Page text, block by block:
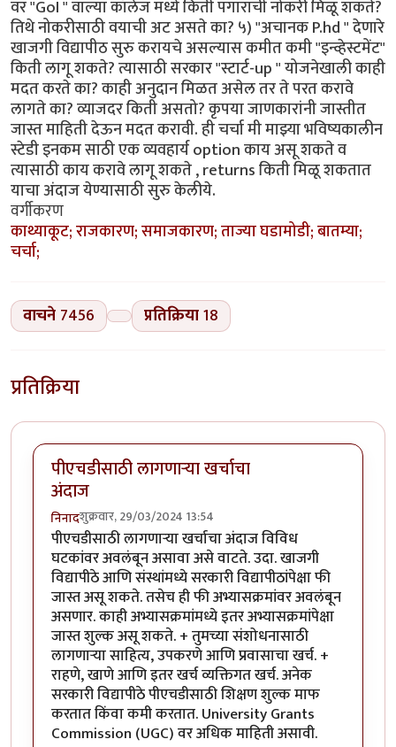
वर "GoI " वाल्या कॉलेज मध्ये किती पगाराची नोकरी मिळू शकते?
तिथे नोकरीसाठी वयाची अट असते का? ५) "अचानक P.hd " देणारे
खाजगी विद्यापीठ सुरु करायचे असल्यास कमीत कमी "इन्व्हेस्टमेंट"
किती लागू शकते? त्यासाठी सरकार "स्टार्ट-up " योजनेखाली काही
मदत करते का? काही अनुदान मिळत असेल तर ते परत करावे
लागते का? व्याजदर किती असतो? कृपया जाणकारांनी जास्तीत
जास्त माहिती देऊन मदत करावी. ही चर्चा मी माझ्या भविष्यकालीन
स्टेडी इनकम साठी एक व्यवहार्य option काय असू शकते व
त्यासाठी काय करावे लागू शकते , returns किती मिळू शकतात
याचा अंदाज येण्यासाठी सुरु केलीये.
वर्गीकरण
काथ्याकूट; राजकारण; समाजकारण; ताज्या घडामोडी; बातम्या;
चर्चा;
वाचने 7456 प्रतिक्रिया18
प्रतिक्रिया
पीएचडीसाठी लागणाऱ्या खर्चाचा
अंदाज
निनादशुक्रवार, 29/03/2024 13:54
पीएचडीसाठी लागणाऱ्या खर्चाचा अंदाज विविध
घटकांवर अवलंबून असावा असे वाटते. उदा. खाजगी
विद्यापीठे आणि संस्थांमध्ये सरकारी विद्यापीठांपेक्षा फी
जास्त असू शकते. तसेच ही फी अभ्यासक्रमांवर अवलंबून
असणार. काही अभ्यासक्रमांमध्ये इतर अभ्यासक्रमांपेक्षा
जास्त शुल्क असू शकते. + तुमच्या संशोधनासाठी
लागणाऱ्या साहित्य, उपकरणे आणि प्रवासाचा खर्च. +
राहणे, खाणे आणि इतर खर्च व्यक्तिगत खर्च. अनेक
सरकारी विद्यापीठे पीएचडीसाठी शिक्षण शुल्क माफ
करतात किंवा कमी करतात. University Grants
Commission (UGC) वर अधिक माहिती असावी.